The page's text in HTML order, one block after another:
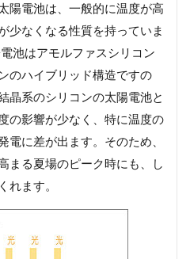
陽電池は、一般的に温度が高
少なくなる性質を持っていま
池はアモルファスシリコン
のハイブリッド構造ですの
晶系のシリコンの太陽電池と
の影響が少なく、特に温度の
電に差が出ます。そのため、
まる夏場のピーク時にも、し
れます。